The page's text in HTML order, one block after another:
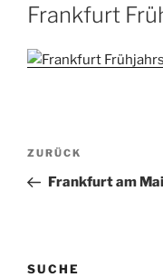
Frankfurt
Vorheriger
Beitrag
ZURÜCK
Frankfurt am
SUCHE